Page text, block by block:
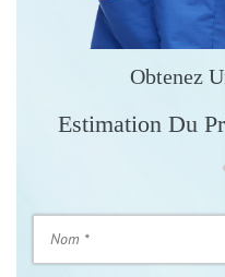
Obtenez
Estimation Du